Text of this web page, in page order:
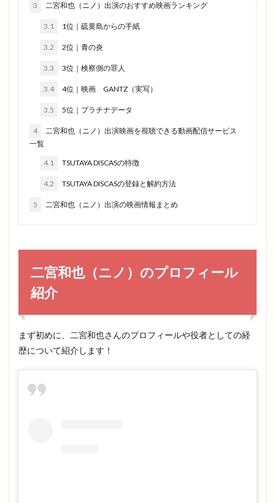
3 二宮和也（ニノ）出演のおすすめ映画ランキング
3.1 1位｜硫黄島からの手紙
3.2 2位｜青の炎
3.3 3位｜検察側の罪人
3.4 4位｜映画 GANTZ（実写）
3.5 5位｜プラチナデータ
4
二宮和也（ニノ）出演映画を視聴できる動画配信サービス
一覧
4.1 TSUTAYA DISCASの特徴
4.2 TSUTAYA DISCASの登録と解約方法
5 二宮和也（ニノ）出演の映画情報まとめ
二宮和也（ニノ）のプロフィール
紹介
まず初めに、二宮和也さんのプロフィールや役者としての経
歴について紹介します！